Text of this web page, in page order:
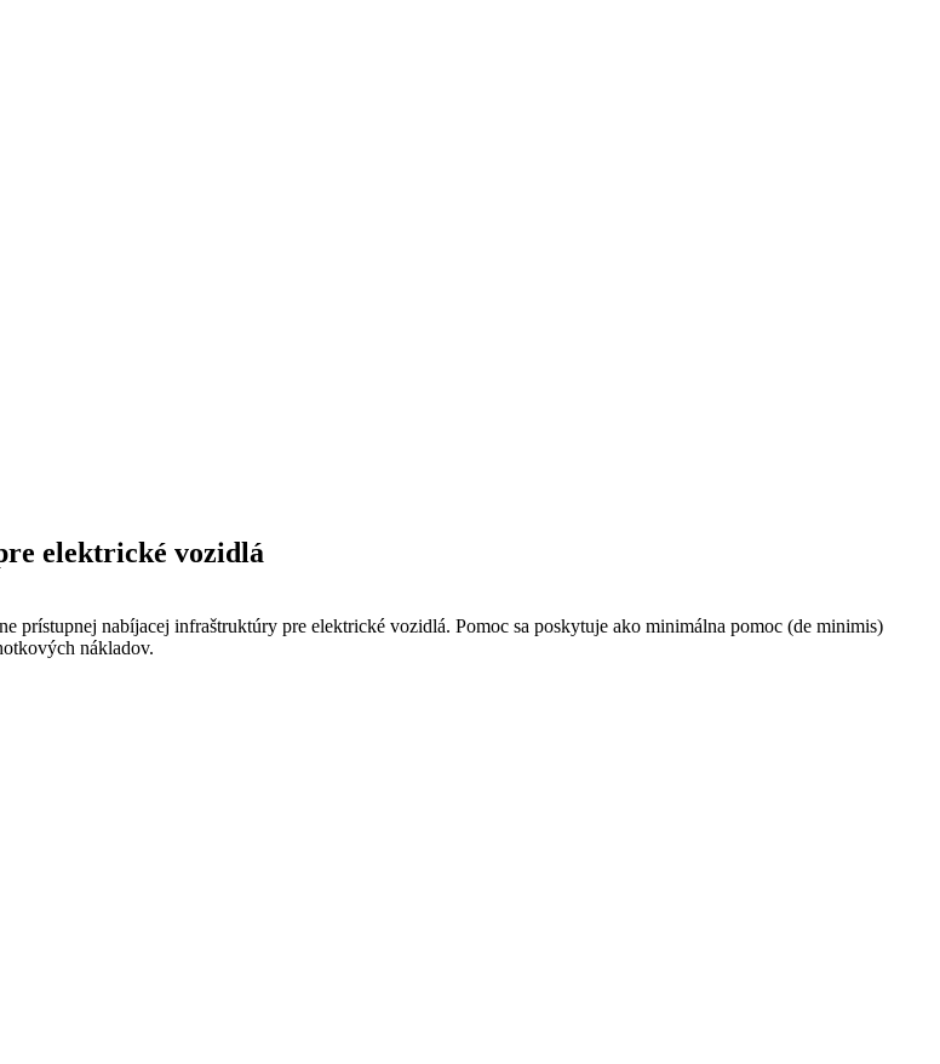
elektrické vozidlá
nabíjacej infraštruktúry pre elektrické vozidlá. Pomoc sa poskytuje ako minimálna pomoc (de minimis)
nákladov.